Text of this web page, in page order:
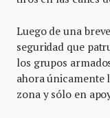
Luego de una
seguridad que
los grupos
ahora únicamente
zona y sólo en